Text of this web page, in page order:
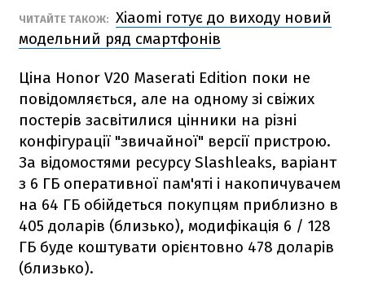
ЧИТАЙТЕ ТАКОЖ: Xiaomi готує до виходу новий
модельний ряд смартфонів
Ціна Honor V20 Maserati Edition поки не
повідомляється, але на одному зі свіжих
постерів засвітилися цінники на різні
конфігурації "звичайної" версії пристрою.
За відомостями ресурсу Slashleaks, варіант
з 6 ГБ оперативної пам'яті і накопичувачем
на 64 ГБ обійдеться покупцям приблизно в
405 доларів (близько), модифікація 6 / 128
ГБ буде коштувати орієнтовно 478 доларів
(близько).